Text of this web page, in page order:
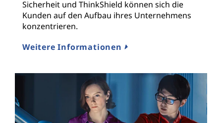
Sicherheit und ThinkShield können sich die
Kunden auf den Aufbau ihres Unternehmens
konzentrieren.
Weitere Informationen